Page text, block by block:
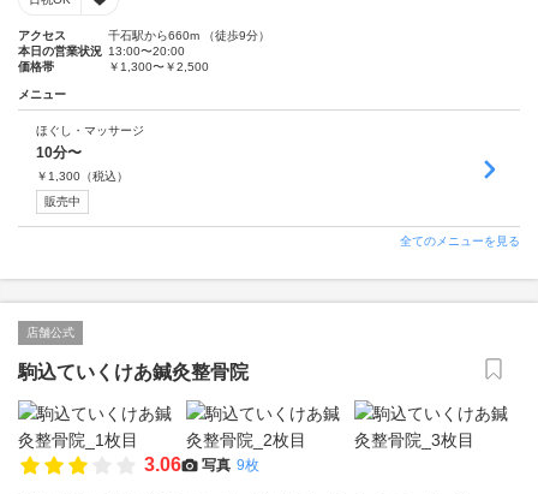
アクセス
千石駅から660m （徒歩9分）
本日の営業状況 13:00〜20:00
価格帯
￥1,300〜￥2,500
メニュー
ほぐし・マッサージ
10分〜
￥ 1,300 （税込）
販売中
全てのメニューを見る
店舗公式
駒込ていくけあ鍼灸整骨院
3.06 写真 9枚